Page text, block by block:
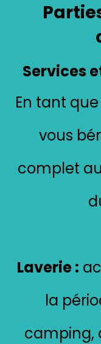
Services
En tant
vous
complet
Laverie :
la
camping,